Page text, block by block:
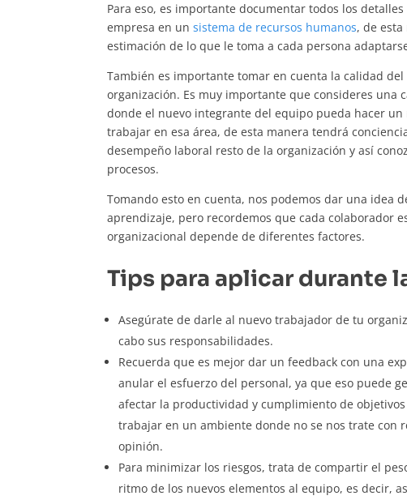
Para eso, es importante documentar todos los
empresa en un sistema de recursos humanos, de
estimación de lo que le toma a cada persona
También es importante tomar en cuenta la calidad
organización. Es muy importante que consideres una
donde el nuevo integrante del equipo pueda hacer
trabajar en esa área, de esta manera tendrá
desempeño laboral resto de la organización y así
procesos.
Tomando esto en cuenta, nos podemos dar una idea
aprendizaje, pero recordemos que cada colaborador
organizacional depende de diferentes factores.
Tips para aplicar durante
Asegúrate de darle al nuevo trabajador de tu
cabo sus responsabilidades.
Recuerda que es mejor dar un feedback con una
anular el esfuerzo del personal, ya que eso puede
afectar la productividad y cumplimiento de
trabajar en un ambiente donde no se nos trate con
opinión.
Para minimizar los riesgos, trata de compartir el
ritmo de los nuevos elementos al equipo, es decir,